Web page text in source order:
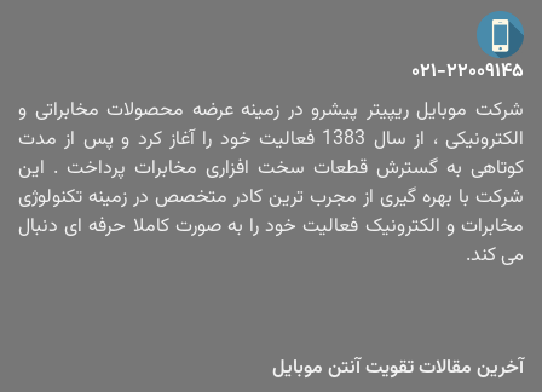
۰۲۱-۲۲۰۰۹۱۴۵
شرکت موبایل ریپیتر پیشرو در زمینه عرضه محصولات مخابراتی و
الکترونیکی ، از سال 1383 فعالیت خود را آغاز کرد و پس از مدت
کوتاهی به گسترش قطعات سخت افزاری مخابرات پرداخت . این
شرکت با بهره گیری از مجرب ترین کادر متخصص در زمینه تکنولوژی
مخابرات و الکترونیک فعالیت خود را به صورت کاملا حرفه ای دنبال
می کند.
آخرین مقالات تقویت آنتن موبایل